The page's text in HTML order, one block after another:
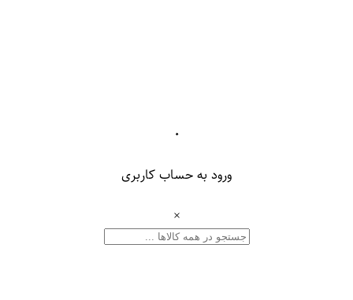
۰
ورود به حساب کاربری
×